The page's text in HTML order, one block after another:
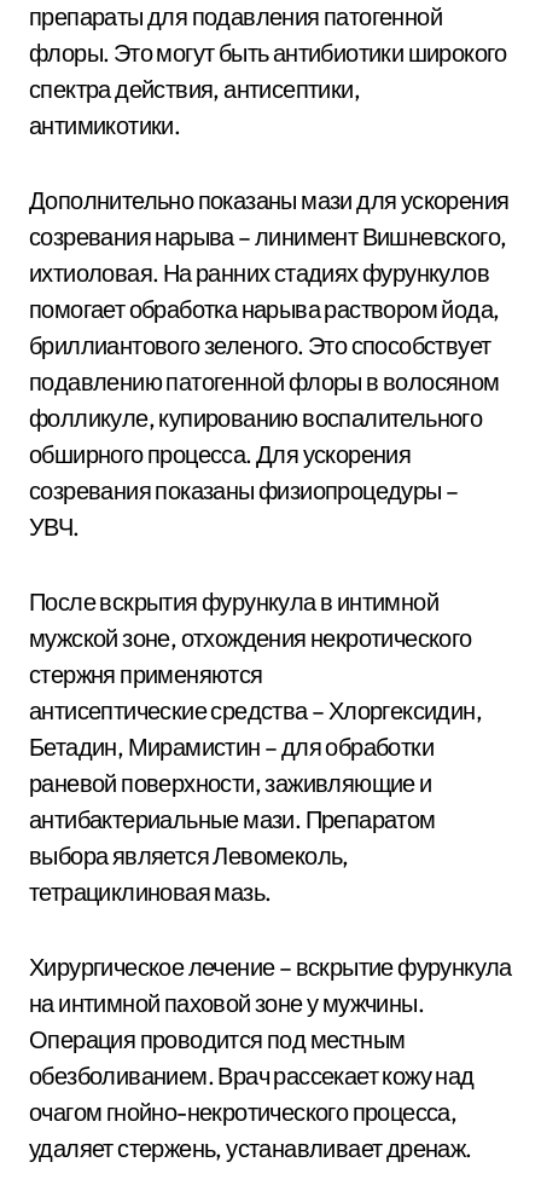
препараты для подавления патогенной
флоры. Это могут быть антибиотики широкого
спектра действия, антисептики,
антимикотики.
Дополнительно показаны мази для ускорения
созревания нарыва – линимент Вишневского,
ихтиоловая. На ранних стадиях фурункулов
помогает обработка нарыва раствором йода,
бриллиантового зеленого. Это способствует
подавлению патогенной флоры в волосяном
фолликуле, купированию воспалительного
обширного процесса. Для ускорения
созревания показаны физиопроцедуры –
УВЧ.
После вскрытия фурункула в интимной
мужской зоне, отхождения некротического
стержня применяются
антисептические средства – Хлоргексидин,
Бетадин, Мирамистин – для обработки
раневой поверхности, заживляющие и
антибактериальные мази. Препаратом
выбора является Левомеколь,
тетрациклиновая мазь.
Хирургическое лечение – вскрытие фурункула
на интимной паховой зоне у мужчины.
Операция проводится под местным
обезболиванием. Врач рассекает кожу над
очагом гнойно-некротического процесса,
удаляет стержень, устанавливает дренаж.